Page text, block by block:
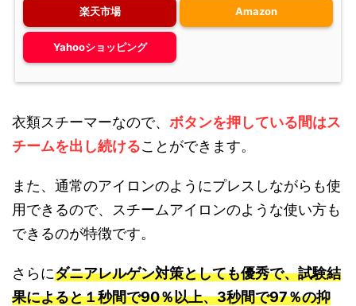
楽天市場 Amazon
Yahooショッピング
衣類スチーマーなので、 ボタンを押している間はス
チームを出し続けることができます。
また、通常のアイロンのようにプレスしながらも使
用できるので、スチームアイロンのような使い方も
できるのが特徴です。
さらにダニアレルゲン対策としても優秀で、試験結
果によると１秒間で90％以上、3秒間で97％の抑